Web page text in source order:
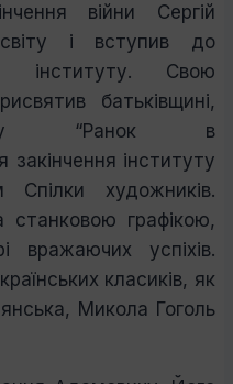
війни Сергій
і вступив до
інституту. Свою
батьківщині,
“Ранок в
закінчення інституту
художників.
графікою,
вражаючих успіхів.
класиків, як
Микола Гоголь